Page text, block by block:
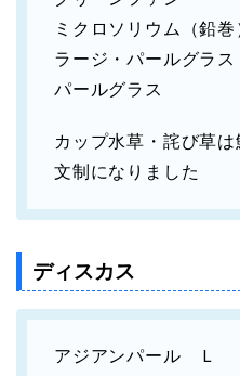
ミクロソリウム（鉛巻
ラージ・パールグラス
パールグラス
カップ水草・詫び草
文制になりました
ディスカス
アジアンパール Ｌ